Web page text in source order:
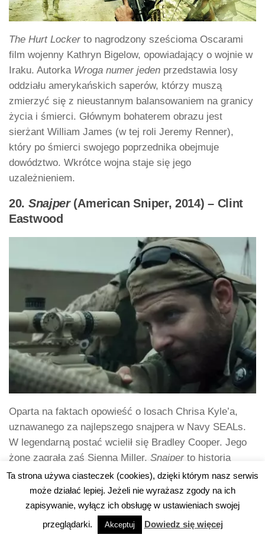
The Hurt Locker to nagrodzony sześcioma Oscarami
film wojenny Kathryn Bigelow, opowiadający o wojnie w
Iraku. Autorka Wroga numer jeden przedstawia losy
oddziału amerykańskich saperów, którzy muszą
zmierzyć się z nieustannym balansowaniem na granicy
życia i śmierci. Głównym bohaterem obrazu jest
sierżant William James (w tej roli Jeremy Renner),
który po śmierci swojego poprzednika obejmuje
dowództwo. Wkrótce wojna staje się jego
uzależnieniem.
20. Snajper(American Sniper, 2014) – Clint
Eastwood
Oparta na faktach opowieść o losach Chrisa Kyle’a,
uznawanego za najlepszego snajpera w Navy SEALs.
W legendarną postać wcielił się Bradley Cooper. Jego
żonę zagrała zaś Sienna Miller. Snajper to historia
rozgrywająca się na pograniczu dwóch światów: wojny i
pokoju, życia rodzinnego i samotności. Ironia losu
polega zaś na tym, że największe zagrożenie może
czyhać w najbardziej niewinnych okolicznościach.
Ta strona używa ciasteczek (cookies), dzięki którym nasz serwis
może działać lepiej. Jeżeli nie wyrażasz zgody na ich
zapisywanie, wyłącz ich obsługę w ustawieniach swojej
przeglądarki.
Akceptuj Dowiedz się więcej